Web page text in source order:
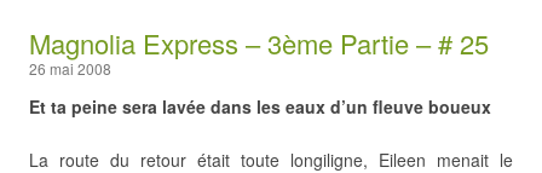
Magnolia Express – 3ème Partie – # 25
26 mai 2008
Et ta peine sera lavée dans les eaux d’un fleuve boueux
La route du retour était toute longiligne, Eileen menait le